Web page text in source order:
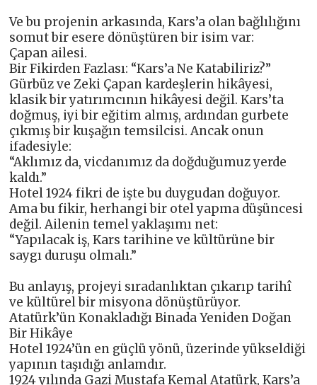
Ve bu projenin arkasında, Kars’a olan bağlılığını
somut bir esere dönüştüren bir isim var:
Çapan ailesi.
Bir Fikirden Fazlası: “Kars’a Ne Katabiliriz?”
Gürbüz ve Zeki Çapan kardeşlerin hikâyesi,
klasik bir yatırımcının hikâyesi değil. Kars’ta
doğmuş, iyi bir eğitim almış, ardından gurbete
çıkmış bir kuşağın temsilcisi. Ancak onun
ifadesiyle:
“Aklımız da, vicdanımız da doğduğumuz yerde
kaldı.”
Hotel 1924 fikri de işte bu duygudan doğuyor.
Ama bu fikir, herhangi bir otel yapma düşüncesi
değil. Ailenin temel yaklaşımı net:
“Yapılacak iş, Kars tarihine ve kültürüne bir
saygı duruşu olmalı.”
Bu anlayış, projeyi sıradanlıktan çıkarıp tarihî
ve kültürel bir misyona dönüştürüyor.
Atatürk’ün Konakladığı Binada Yeniden Doğan
Bir Hikâye
Hotel 1924’ün en güçlü yönü, üzerinde yükseldiği
yapının taşıdığı anlamdır.
1924 yılında Gazi Mustafa Kemal Atatürk, Kars’a